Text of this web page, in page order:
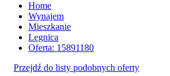
Home
Wynajem
Mieszkanie
Legnica
Oferta: 15891180
Przejdź do listy podobnych oferty